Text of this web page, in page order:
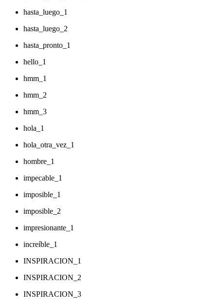
hasta_luego_1
hasta_luego_2
hasta_pronto_1
hello_1
hmm_1
hmm_2
hmm_3
hola_1
hola_otra_vez_1
hombre_1
impecable_1
imposible_1
imposible_2
impresionante_1
increíble_1
INSPIRACION_1
INSPIRACION_2
INSPIRACION_3